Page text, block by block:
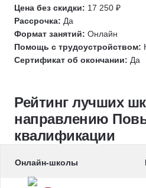
Цена без скидки: 17 250 ₽
Рассрочка: Да
Формат занятий: Онлайн
Помощь с трудоустройством:
Сертификат об окончании: Да
Рейтинг лучших
направлению
квалификации
Онлайн-школы